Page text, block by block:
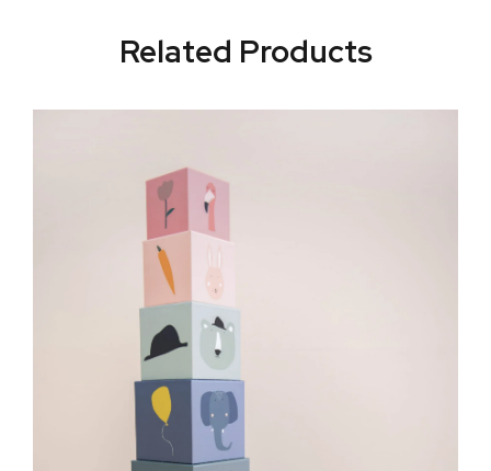
Related Products